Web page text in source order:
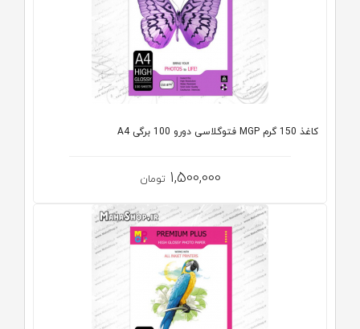
کاغذ 150 گرم MGP فتوگلاسی دورو 100 برگی A4
1,500,000 تومان